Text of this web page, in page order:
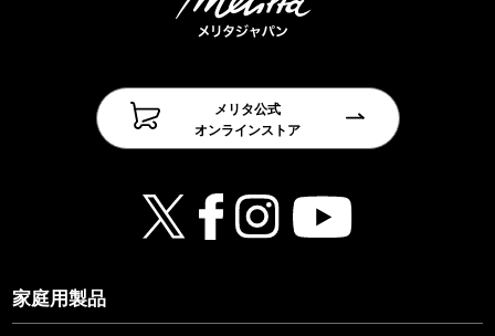
メリタ公式
オンラインストア
家庭用製品